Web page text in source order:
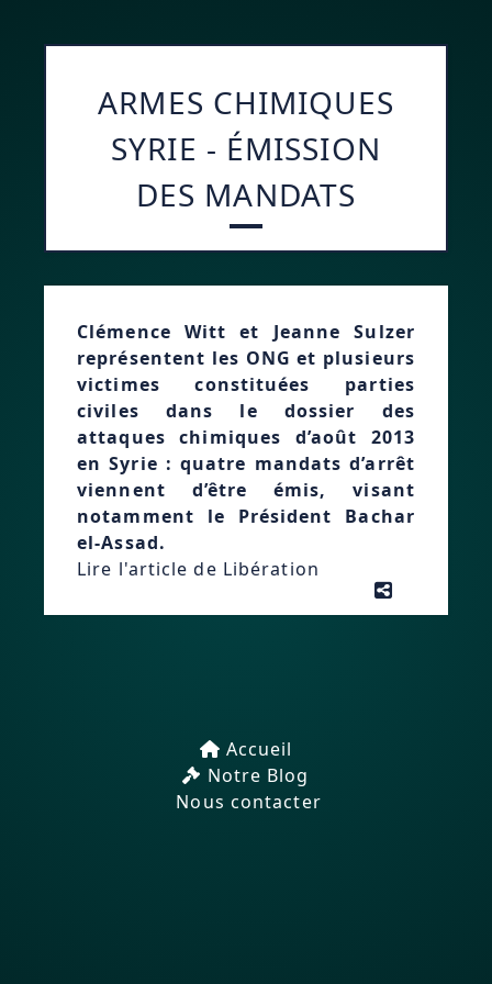
ARMES CHIMIQUES
SYRIE - ÉMISSION
DES MANDATS
Clémence Witt et Jeanne Sulzer
représentent les ONG et plusieurs
victimes constituées parties
civiles dans le dossier des
attaques chimiques d’août 2013
en Syrie : quatre mandats d’arrêt
viennent d’être émis, visant
notamment le Président Bachar
el-Assad.
Lire l'article de Libération
Accueil
Notre Blog
Nous contacter